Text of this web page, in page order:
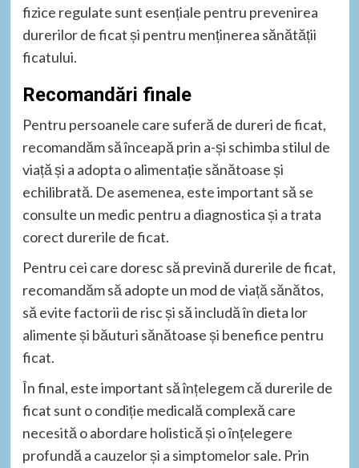
fizice regulate sunt esențiale pentru prevenirea
durerilor de ficat și pentru menținerea sănătății
ficatului.
Recomandări finale
Pentru persoanele care suferă de dureri de ficat,
recomandăm să înceapă prin a-și schimba stilul de
viață și a adopta o alimentație sănătoase și
echilibrată. De asemenea, este important să se
consulte un medic pentru a diagnostica și a trata
corect durerile de ficat.
Pentru cei care doresc să prevină durerile de ficat,
recomandăm să adopte un mod de viață sănătos,
să evite factorii de risc și să includă în dieta lor
alimente și băuturi sănătoase și benefice pentru
ficat.
În final, este important să înțelegem că durerile de
ficat sunt o condiție medicală complexă care
necesită o abordare holistică și o înțelegere
profundă a cauzelor și a simptomelor sale. Prin